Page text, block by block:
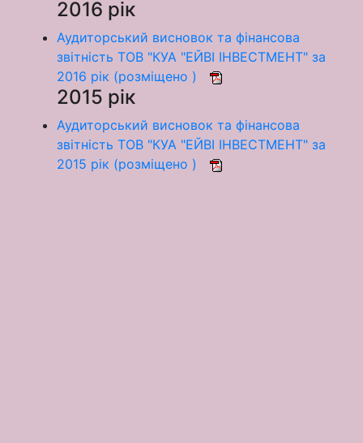
2016 рік
Аудиторський висновок та фінансова
звітність ТОВ "КУА "ЕЙВІ ІНВЕСТМЕНТ" за
2016 рік (розміщено )
2015 рік
Аудиторський висновок та фінансова
звітність ТОВ "КУА "ЕЙВІ ІНВЕСТМЕНТ" за
2015 рік (розміщено )